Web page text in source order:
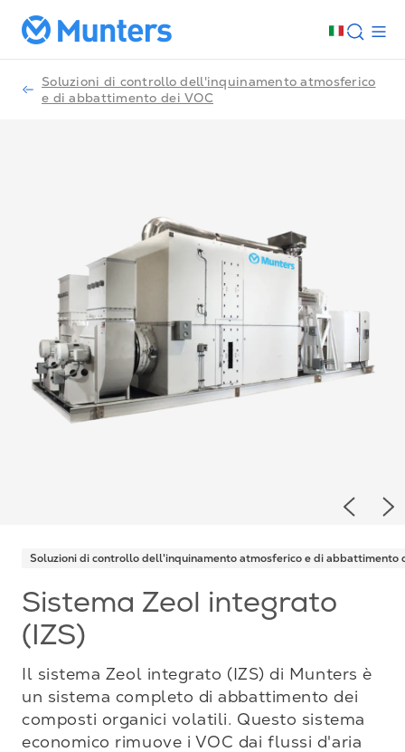
Soluzioni di controllo dell'inquinamento atmosferico
e di abbattimento dei VOC
Soluzioni di controllo dell'inquinamento atmosferico e di abbattimento
Sistema Zeol integrato
(IZS)
Il sistema Zeol integrato (IZS) di Munters è
un sistema completo di abbattimento dei
composti organici volatili. Questo sistema
economico rimuove i VOC dai flussi d'aria